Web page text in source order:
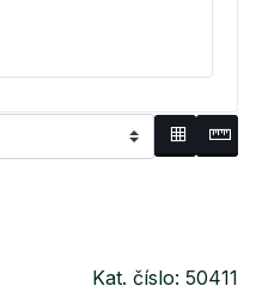
Kat. číslo: 50411